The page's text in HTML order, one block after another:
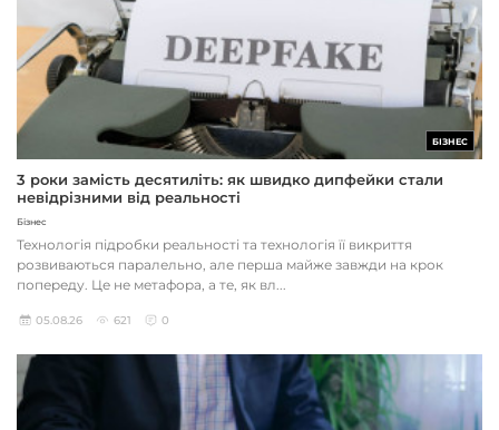
БІЗНЕС
3 роки замість десятиліть: як швидко дипфейки стали
невідрізними від реальності
Бізнес
Технологія підробки реальності та технологія її викриття
розвиваються паралельно, але перша майже завжди на крок
попереду. Це не метафора, а те, як вл...
05.08.26 621 0